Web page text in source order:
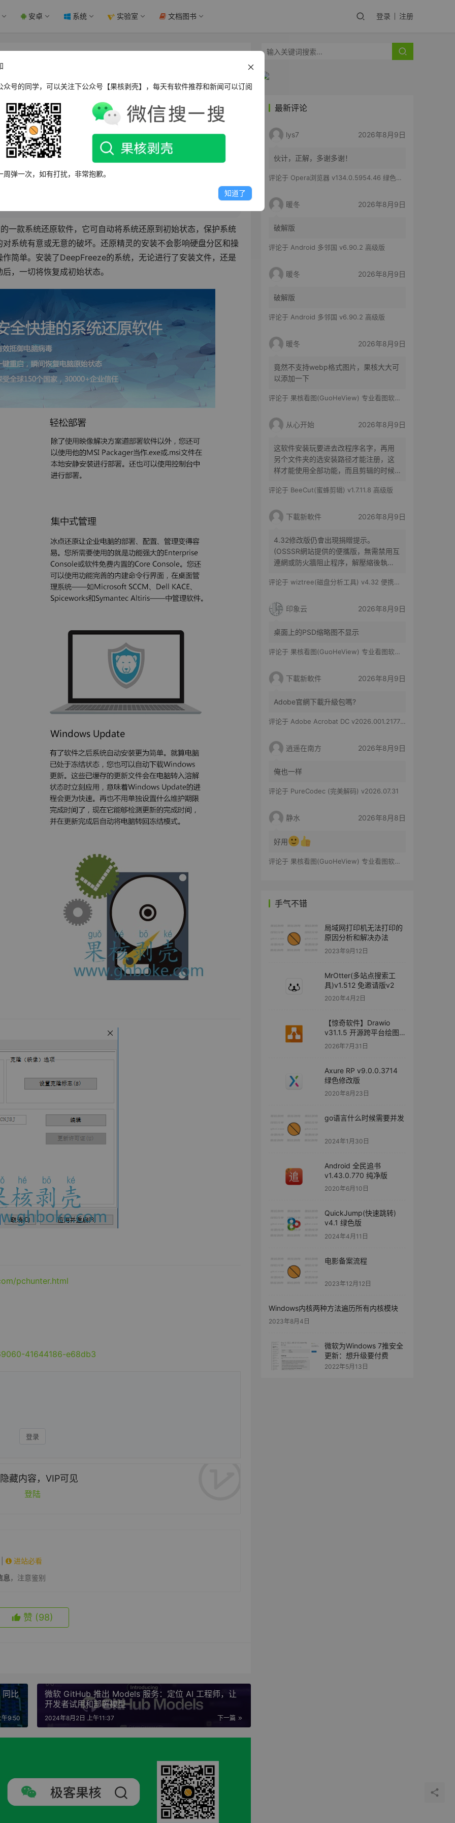
安卓 系统 实验室 文档图书 登录 注册
核剥壳
还原系统至初始状态，保护系统免遭更改、病毒及人为破坏。安装
均恢复如初。
一款系统还原软件，它可自动将系统还原到初始状态，保护系统
系统有意或无意的破坏。还原精灵的安装不会影响硬盘分区和操
简单。安装了DeepFreeze的系统，无论进行了安装文件，还是
，一切将恢复成初始状态。
pchunter.html
41644186-e68db3
登录
隐藏内容，VIP可见
登陆
进站必看
息，注意鉴别
赞 (98)
同比
9:50
微软 GitHub 推出 Models 服务：定位 AI 工程师，让
开发者试用和部署模型
下一篇
2024年8月2日 上午11:37
最新评论
lys7 2026年8月9日
伙计，正解，多谢多谢！
评论于 Opera浏览器 v134.0.5954.46 绿色便携版
暖冬 2026年8月9日
破解版
评论于 Android 多邻国 v6.90.2 高级版
暖冬 2026年8月9日
破解版
评论于 Android 多邻国 v6.90.2 高级版
暖冬 2026年8月9日
竟然不支持webp格式图片，果核大大可
以添加一下
评论于 果核看图(GuoHeView) 专业看图软件 v3.2.0.91
从心开始 2026年8月9日
这软件安装玩要进去改程序名字，再用
另个文件夹的选安装路径才能注册，这
样才能使用全部功能，而且剪辑的时候
如剪映
评论于 BeeCut(蜜蜂剪辑) v1.7.11.8 高级版
下載新軟件 2026年8月9日
4.32修改版仍會出現捐贈提示。
(OSSSR網站提供的便攜版，無需禁用互
連網或防火牆阻止程序，解壓縮後執
评论于 wiztree(磁盘分析工具) v4.32 便携修改版
印象云 2026年8月9日
桌面上的PSD缩略图不显示
评论于 果核看图(GuoHeView) 专业看图软件 v3.2.0.91
下載新軟件 2026年8月9日
Adobe官網下載升級包嗎?
评论于 Adobe Acrobat DC v2026.001.21779 特别版
逍遥在南方 2026年8月9日
俺也一样
评论于 PureCodec (完美解码) v2026.07.31
静水 2026年8月8日
好用
评论于 果核看图(GuoHeView) 专业看图软件 v3.2.0.91
手气不错
局域网打印机无法打印的
原因分析和解决办法
2023年9月12日
MrOtter(多站点搜索工
具)v1.512 免邀请版v2
2020年4月2日
【惊奇软件】Drawio
v31.1.5 开源跨平台绘图
软件
2026年7月31日
Axure RP v9.0.0.3714
绿色修改版
2020年8月23日
go语言什么时候需要并发
2024年1月30日
Android 全民追书
v1.43.0.770 纯净版
2020年6月10日
QuickJump(快速跳转)
v4.1 绿色版
2024年4月11日
电影备案流程
2023年12月12日
Windows内核两种方法遍历所有内核模块
2023年8月4日
微软为Windows 7推安全
更新：想升级要付费
2022年5月13日
众号的同学，可以关注下公众号【果核剥壳】，每天有软件推荐和新闻可以订阅
周弹一次，如有打扰，非常抱歉。
知道了